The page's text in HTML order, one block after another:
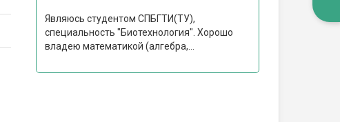
Являюсь студентом СПБГТИ(ТУ),
специальность "Биотехнология". Хорошо
владею математикой (алгебра,...